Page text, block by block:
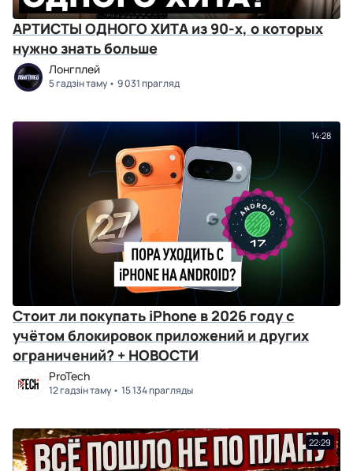
АРТИСТЫ ОДНОГО ХИТА из 90-х, о которых
нужно знать больше
Лонгплей
5 гадзін таму 9 031 прагляд
14:28
Стоит ли покупать iPhone в 2026 году с
учётом блокировок приложений и других
ограничений? + НОВОСТИ
ProTech
12 гадзін таму 15 134 прагляды
22:29